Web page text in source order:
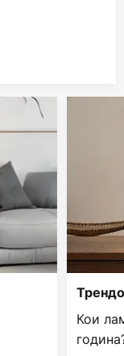
Кои